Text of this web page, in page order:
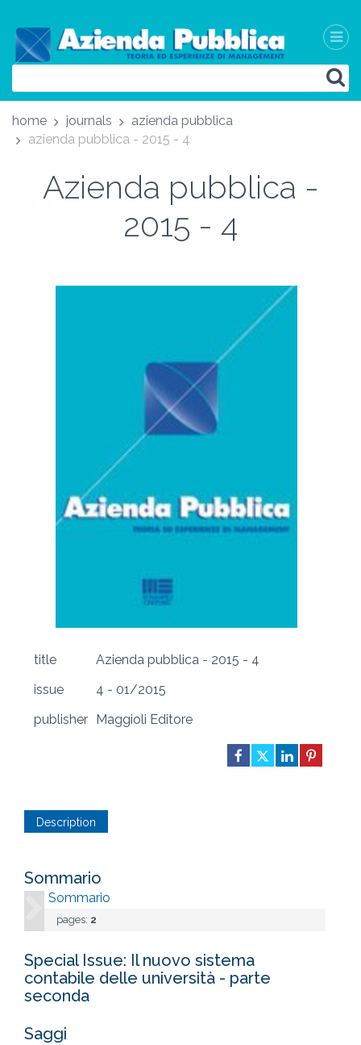
home journals
azienda pubblica
azienda pubblica - 2015 - 4
Azienda pubblica -
2015 - 4
title
Azienda pubblica - 2015 - 4
issue
4 - 01/2015
publisher Maggioli Editore
Description
Sommario
Sommario
pages: 2
Special Issue: Il nuovo sistema
contabile delle università - parte
seconda
Saggi